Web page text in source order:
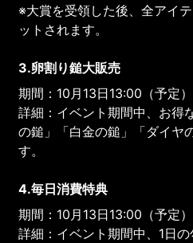
※大賞を受領した後、全アイ
ットされます。
3.卵割り鎚大販売
期間：10月13日13:00（予定
詳細：イベント期間中、お得
の鎚」「白金の鎚」「ダイヤ
す。
4.毎日消費特典
期間：10月13日13:00（予定
詳細：イベント期間中、1日